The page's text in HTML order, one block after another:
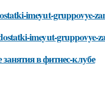
imeyut-gruppovye-
imeyut-gruppovye-
в фитнес-клубе